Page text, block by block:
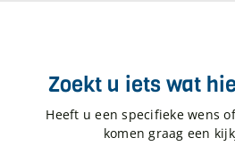
Zoekt u iets wat
Heeft u een specifieke wens
komen graag een